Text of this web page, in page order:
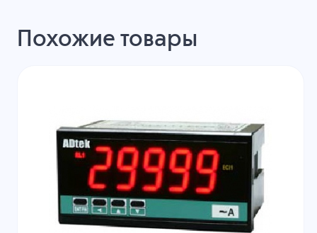
Похожие товары